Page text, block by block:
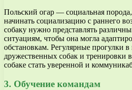
Польский огар — социальная
начинать социализацию с раннего
собаку нужно представлять
ситуациям, чтобы она могла
обстановкам. Регулярные прогулки
дружественных собак и тренировки
собаке стать уверенной и
3. Обучение командам